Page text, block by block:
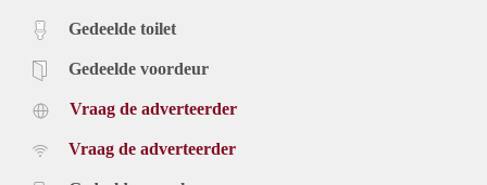
Gedeelde toilet
Gedeelde voordeur
Vraag de adverteerder
Vraag de adverteerder